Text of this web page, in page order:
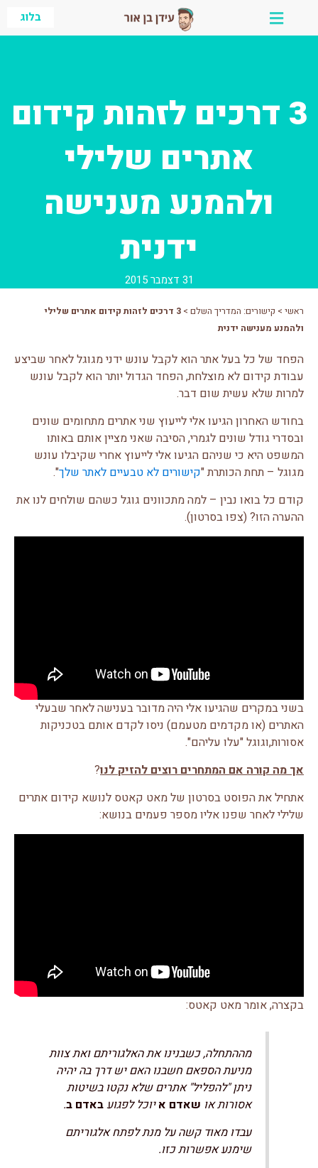
בלוג
3 דרכים לזהות קידום
אתרים שלילי
ולהמנע מענישה
ידנית
31 דצמבר 2015
ראשי > קישורים: המדריך השלם >
3 דרכים לזהות קידום אתרים שלילי
ולהמנע מענישה ידנית
הפחד של כל בעל אתר הוא לקבל עונש ידני מגוגל לאחר שביצע
עבודת קידום לא מוצלחת, הפחד הגדול יותר הוא לקבל עונש
למרות שלא עשית שום דבר.
בחודש האחרון הגיעו אלי לייעוץ שני אתרים מתחומים שונים
ובסדרי גודל שונים לגמרי, הסיבה שאני מציין אותם באותו
המשפט היא כי שניהם הגיעו אלי לייעוץ אחרי שקיבלו עונש
מגוגל – תחת הכותרת "קישורים לא טבעיים לאתר שלך".
קודם כל בואו נבין – למה מתכוונים גוגל כשהם שולחים לנו את
ההערה הזו? (צפו בסרטון).
בשני במקרים שהגיעו אלי היה מדובר בענישה לאחר שבעלי
האתרים (או מקדמים מטעמם) ניסו לקדם אותם בטכניקות
אסורות,וגוגל "עלו עליהם".
אך מה קורה אם המתחרים רוצים להזיק לנו?
אתחיל את הפוסט בסרטון של מאט קאטס לנושא קידום אתרים
שלילי לאחר שפנו אליו מספר פעמים בנושא:
בקצרה, אומר מאט קאטס:
מההתחלה, כשבנינו את האלגוריתם ואת צוות
מניעת הספאם חשבנו האם יש דרך בה יהיה
ניתן "להפליל" אתרים שלא נקטו בשיטות
אסורות או שאדם איוכל לפגועבאדם ב.
עבדו מאוד קשה על מנת לפתח אלגוריתם
שימנע אפשרות כזו.